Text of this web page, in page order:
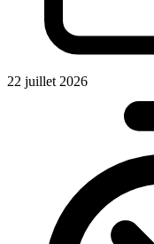
22 juillet 2026